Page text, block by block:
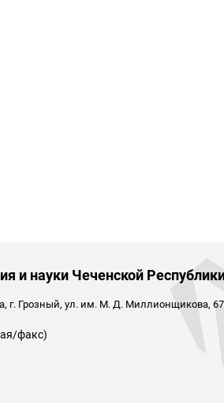
и науки Чеченской
г. Грозный, ул. им. М. Д. Миллионщикова,
факс)